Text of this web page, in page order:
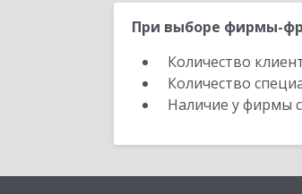
При выборе фирмы-
Количество
Количество
Наличие у фирмы